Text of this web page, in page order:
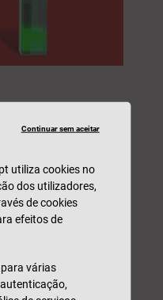
Continuar sem aceitar
utiliza cookies no
dos utilizadores,
de cookies
efeitos de
várias